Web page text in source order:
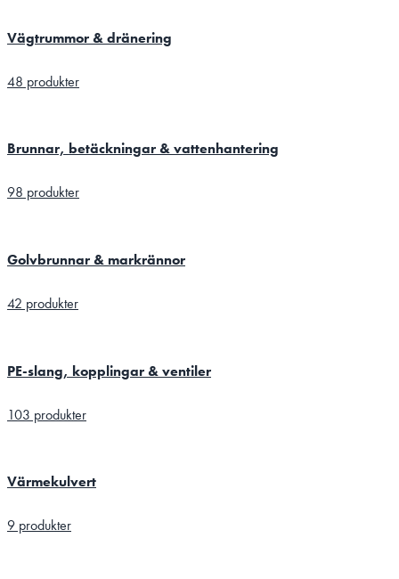
Vägtrummor & dränering
48 produkter
Brunnar, betäckningar & vattenhantering
98 produkter
Golvbrunnar & markrännor
42 produkter
PE-slang, kopplingar & ventiler
103 produkter
Värmekulvert
9 produkter